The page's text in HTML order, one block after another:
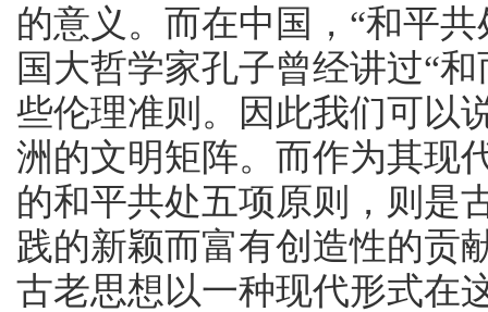
的意义。而在中国，“和平
国大哲学家孔子曾经讲过“
些伦理准则。因此我们可以
洲的文明矩阵。而作为其现
的和平共处五项原则，则是
践的新颖而富有创造性的贡
古老思想以一种现代形式在